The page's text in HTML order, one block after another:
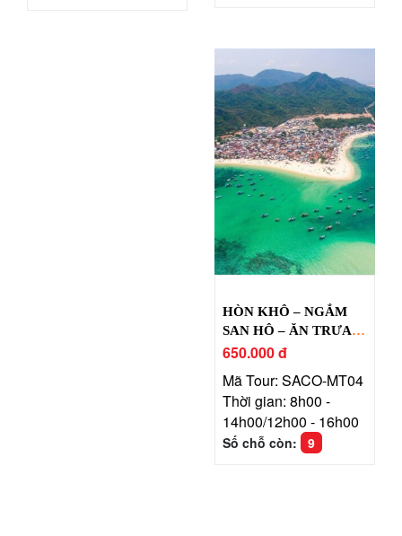
HÒN KHÔ – NGẮM
SAN HÔ – ĂN TRƯA
COCOCAMP
650.000 đ
Mã Tour: SACO-MT04
Thời gian: 8h00 -
14h00/12h00 - 16h00
Số chỗ còn: 9